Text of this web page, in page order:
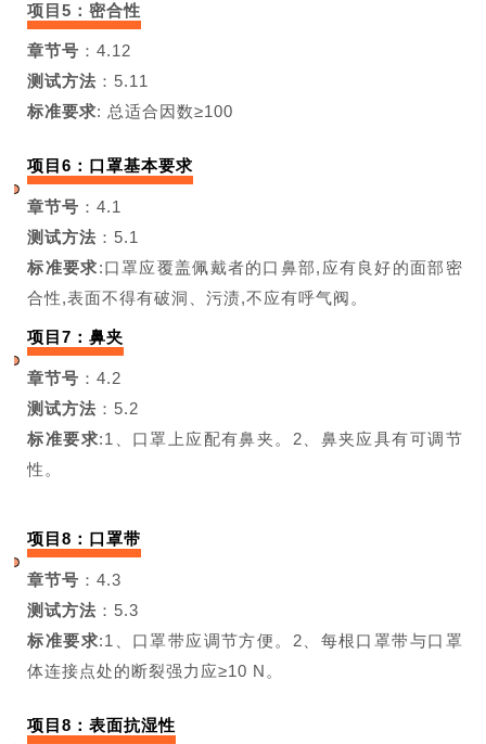
项目5：密合性
章节号 ：4.12
测试方法 ：5.11
标准要求: 总适合因数≥100
项目6：口罩基本要求
章节号 ：4.1
测试方法 ：5.1
标准要求:口罩应覆盖佩戴者的口鼻部,应有良好的面部密
合性,表面不得有破洞、污渍,不应有呼气阀。
项目7：鼻夹
章节号 ：4.2
测试方法 ：5.2
标准要求:1、口罩上应配有鼻夹。2、鼻夹应具有可调节
性。
项目8：口罩带
章节号 ：4.3
测试方法 ：5.3
标准要求:1、口罩带应调节方便。 2、每根口罩带与口 罩
体连接点处的断裂强力应≥10 N。
项目8：表面抗湿性